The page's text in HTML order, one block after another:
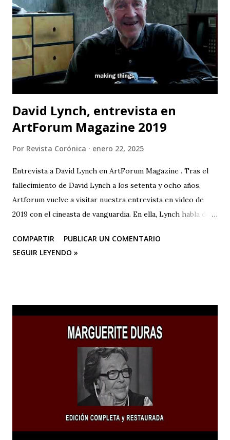
serán en CASA TEA del 22 al 31 de mayo (de jueves a sábado).
La contaminación del agua es uno de los principales
problemas que enfrentan las comunidades que viven cerca
de los ríos; pero no solo eso, la cantidad de químicos que
son usados en la minería están afectando la salud de todas ...
David Lynch, entrevista en
ArtForum Magazine 2019
Por Revista Corónica enero 22, 2025
Entrevista a David Lynch en ArtForum Magazine . Tras el
fallecimiento de David Lynch a los setenta y ocho años,
Artforum vuelve a visitar nuestra entrevista en video de
2019 con el cineasta de vanguardia. En ella, Lynch habla de
creación artística, desde sus años de estudiante en la
Academia de Bellas Artes de Pensilvania hasta su mudanza a
COMPARTIR
PUBLICAR UN COMENTARIO
SEGUIR LEYENDO »